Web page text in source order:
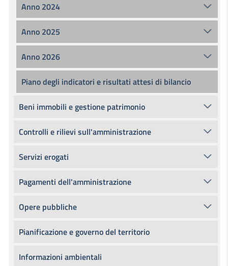
Anno 2024
Anno 2025
Anno 2026
Piano degli indicatori e risultati attesi di bilancio
Beni immobili e gestione patrimonio
Controlli e rilievi sull'amministrazione
Servizi erogati
Pagamenti dell'amministrazione
Opere pubbliche
Pianificazione e governo del territorio
Informazioni ambientali